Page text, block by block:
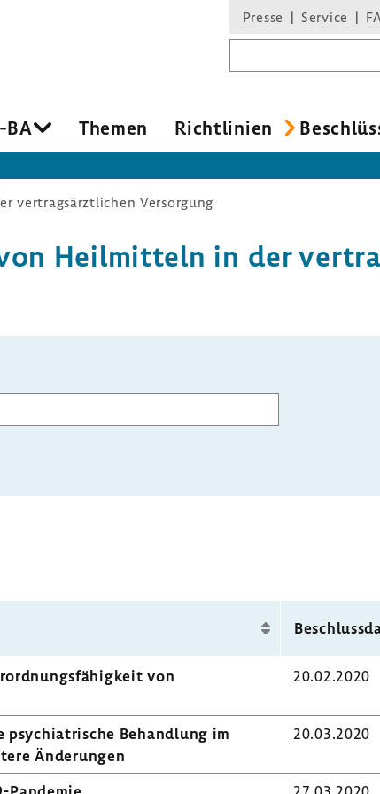
Presse Service
BA Themen Richt­li­nien
vertragsärztlichen Versorgung
Heil­mit­teln in der
von
20.02.2020
Behand­lung im
Ände­rungen
20.03.2020